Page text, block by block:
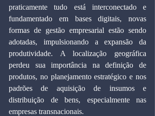
praticamente tudo está interconectado e
fundamentado em bases digitais, novas
formas de gestão empresarial estão sendo
adotadas, impulsionando a expansão da
produtividade. A localização geográfica
perdeu sua importância na definição de
produtos, no planejamento estratégico e nos
padrões de aquisição de insumos e
distribuição de bens, especialmente nas
empresas transnacionais.